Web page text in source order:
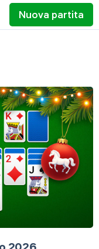
Nuova partita